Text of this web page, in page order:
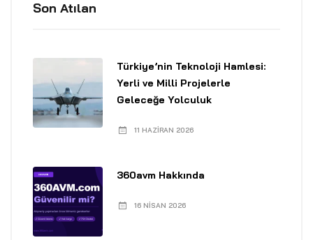
Son Atılan
Türkiye’nin Teknoloji Hamlesi:
Yerli ve Milli Projelerle
Geleceğe Yolculuk
11 HAZIRAN 2026
360avm Hakkında
16 NISAN 2026